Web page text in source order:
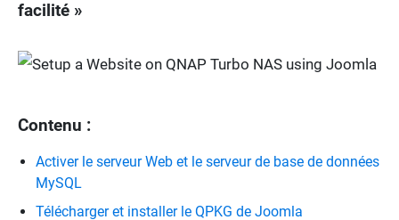
facilité »
Contenu :
Activer le serveur Web et le serveur de base de données
MySQL
Télécharger et installer le QPKG de Joomla